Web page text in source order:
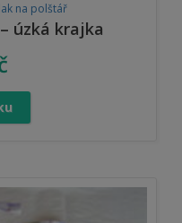
na polštář
úzká krajka